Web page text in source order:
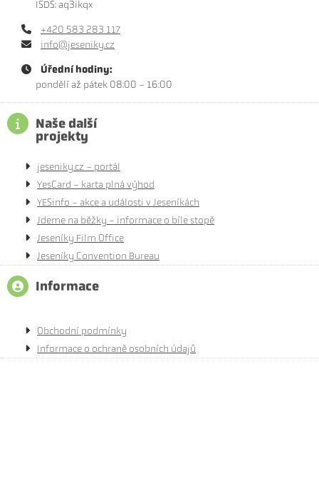
ISDS: aq3ikqx
+420 583 283 117
info@jeseniky.cz
Úřední hodiny:
pondělí až pátek 08:00 - 16:00
Naše další
projekty
jeseniky.cz - portál
YesCard - karta plná výhod
YESinfo - akce a události v Jeseníkách
Jdeme na běžky - informace o bíle stopě
Jeseníky Film Office
Jeseníky Convention Bureau
Informace
Obchodní podmínky
Informace o ochraně osobních údajů